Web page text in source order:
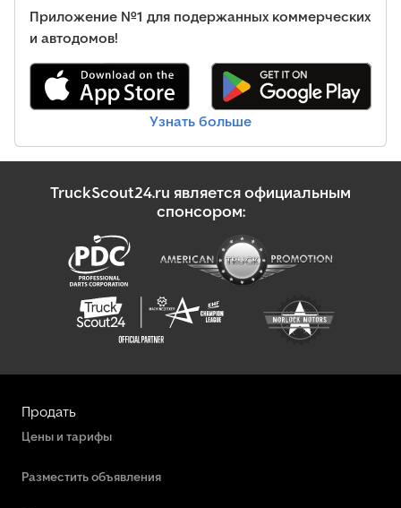
Приложение №1 для подержанных коммерческих
и автодомов!
Узнать больше
TruckScout24.ru является официальным
спонсором:
Продать
Цены и тарифы
Разместить объявления